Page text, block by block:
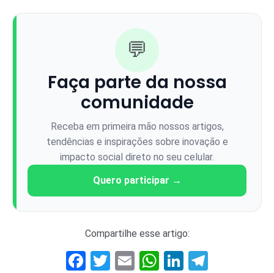
💬
Faça parte da nossa
comunidade
Receba em primeira mão nossos artigos,
tendências e inspirações sobre inovação e
impacto social direto no seu celular.
Quero participar →
Compartilhe esse artigo:
Facebook
Twitter
EmailWhatsApp
LinkedIn